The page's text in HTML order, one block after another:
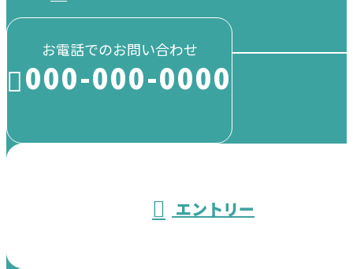
お電話でのお問い合わせ
000-000-0000
エントリー